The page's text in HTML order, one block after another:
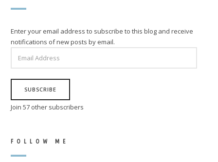
Enter your email address to subscribe to this blog and receive
notifications of new posts by email.
ADDRESS
SUBSCRIBE
Join 57 other subscribers
FOLLOW ME